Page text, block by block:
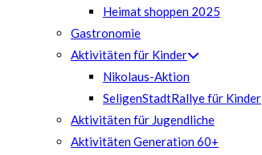
Heimat shoppen 2025
Gastronomie
Aktivitäten für Kinder
Nikolaus-Aktion
SeligenStadtRallye für Kinder
Aktivitäten für Jugendliche
Aktivitäten Generation 60+